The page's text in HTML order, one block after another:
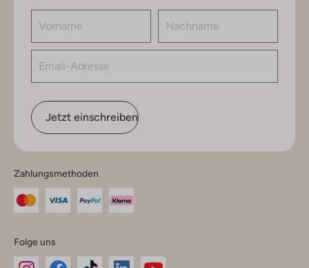
Jetzt einschreiben
Zahlungsmethoden
Folge uns